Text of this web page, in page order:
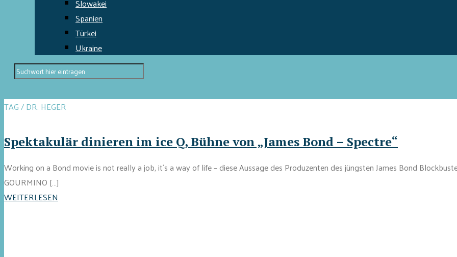
Slowakei
Spanien
Türkei
Ukraine
TAG / DR. HEGER
Spektakulär dinieren im ice Q, Bühne von „James Bond – Spectre“
Working on a Bond movie is not really a job, it´s a way of life – diese Aussage des Produzenten des jüngsten James Bond
GOURMINO […]
WEITERLESEN